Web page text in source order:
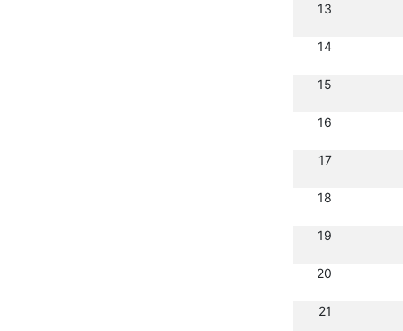
13
14
15
16
17
18
19
20
21